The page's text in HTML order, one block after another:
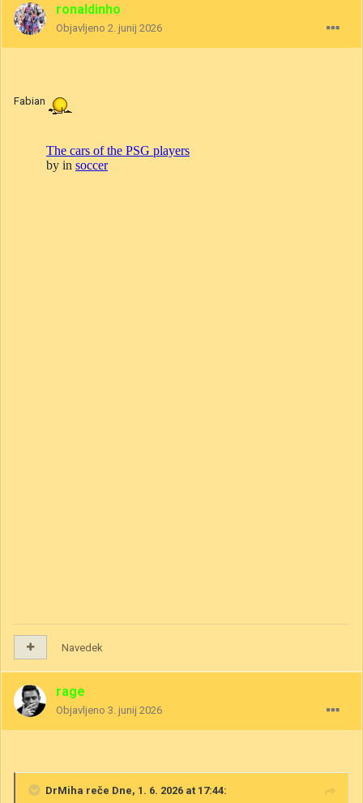
ronaldinho
Objavljeno 2. junij 2026
Fabian
Navedek
rage
Objavljeno 3. junij 2026
DrMiha reče Dne, 1. 6. 2026 at 17:44: